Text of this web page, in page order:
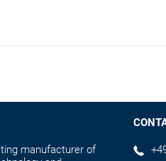
manufacturer of